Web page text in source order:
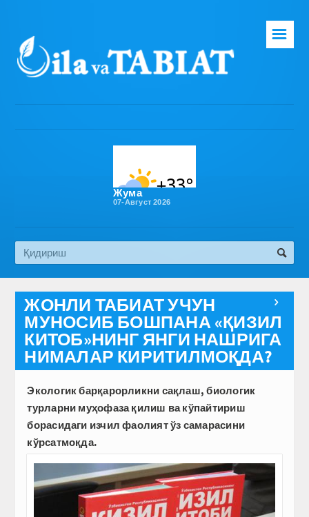
Бош саҳифа
Эко медиа
☰
Жума
07-Август 2026

ЖОНЛИ ТАБИАТ УЧУН
МУНОСИБ БОШПАНА «ҚИЗИЛ
КИТОБ»НИНГ ЯНГИ НАШРИГА
НИМАЛАР КИРИТИЛМОҚДА?
Экологик барқарорликни сақлаш, биологик
турларни муҳофаза қилиш ва кўпайтириш
борасидаги изчил фаолият ўз самарасини
кўрсатмоқда.